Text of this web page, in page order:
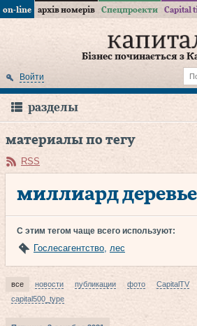
on-line архів номерів Спецпроекти Capital
Бізнес починається з
Войти
разделы
материалы по тегу
RSS
миллиард
С этим тегом чаще всего используют:
Гослесагентство, лес
все новости публикации фото CapitalTV
capital500_type